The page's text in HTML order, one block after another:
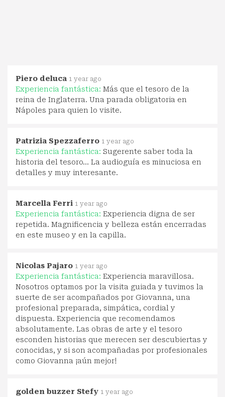
Piero deluca 1 year ago
Experiencia fantástica: Más que el tesoro de la
reina de Inglaterra. Una parada obligatoria en
Nápoles para quien lo visite.
Patrizia Spezzaferro 1 year ago
Experiencia fantástica: Sugerente saber toda la
historia del tesoro... La audioguía es minuciosa en
detalles y muy interesante.
Marcella Ferri 1 year ago
Experiencia fantástica: Experiencia digna de ser
repetida. Magnificencia y belleza están encerradas
en este museo y en la capilla.
Nicolas Pajaro 1 year ago
Experiencia fantástica: Experiencia maravillosa.
Nosotros optamos por la visita guiada y tuvimos la
suerte de ser acompañados por Giovanna, una
profesional preparada, simpática, cordial y
dispuesta. Experiencia que recomendamos
absolutamente. Las obras de arte y el tesoro
esconden historias que merecen ser descubiertas y
conocidas, y si son acompañadas por profesionales
como Giovanna ¡aún mejor!
golden buzzer Stefy 1 year ago